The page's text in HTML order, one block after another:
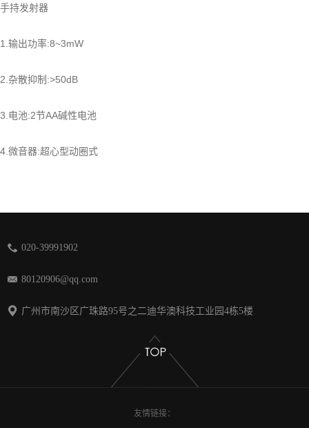
手持发射器
1.输出功率:8~3mW
2.杂散抑制:>50dB
3.电池:2节AA碱性电池
4.微音器:超心型动圈式
020-39991902
80120906@qq.com
广州市南沙区广珠路95号之二迪华澳科技工业园4栋5楼
友情链接：